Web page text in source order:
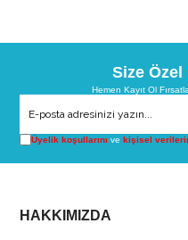
Size
Hemen Kayıt Ol
Üyelik koşullarını vekişisel
HAKKIMIZDA